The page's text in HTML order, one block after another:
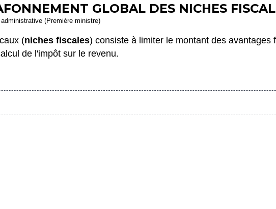
GLOBAL DES NICHES
(Première ministre)
(niches fiscales) consiste à limiter le montant des avantages
de l'impôt sur le revenu.